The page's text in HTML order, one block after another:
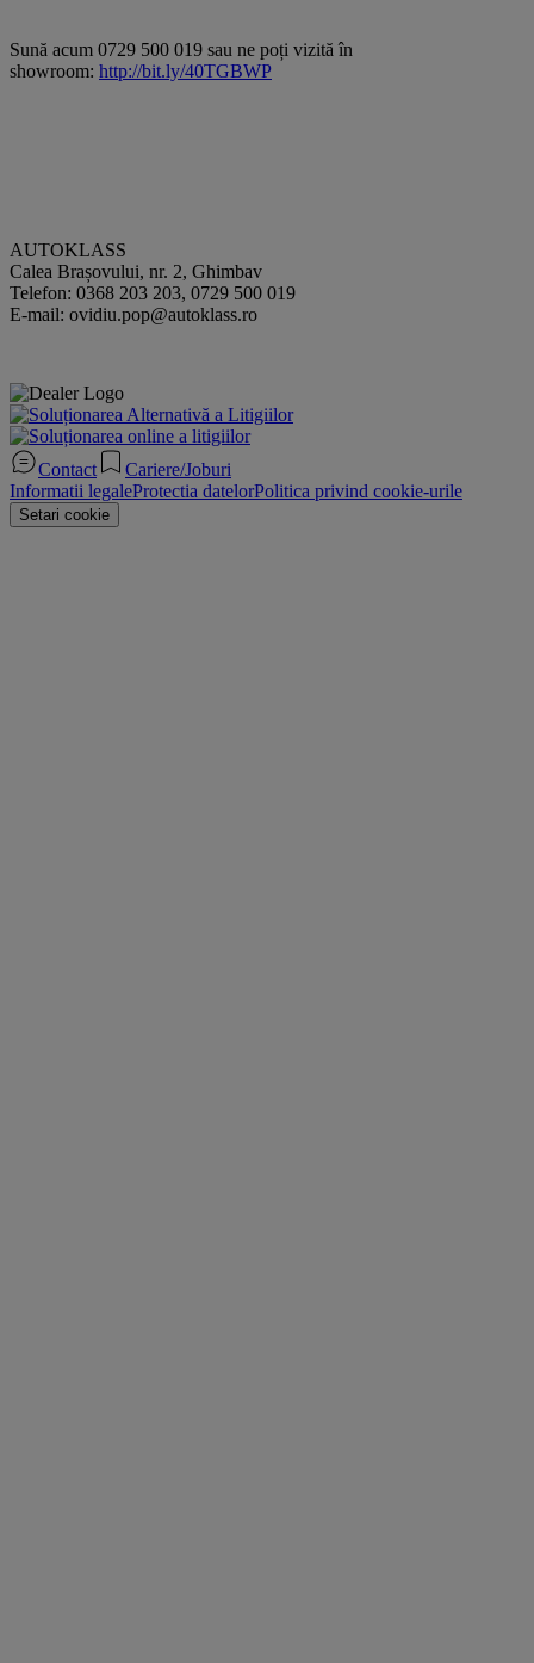
Sună acum 0729 500 019 sau ne poți vizită în
showroom: http://bit.ly/40TGBWP
AUTOKLASS
Calea Brașovului, nr. 2, Ghimbav
Telefon: 0368 203 203, 0729 500 019
E-mail: ovidiu.pop@autoklass.ro
Contact
Cariere/Joburi
Informatii legaleProtectia datelorPolitica privind cookie-urile
Setari cookie